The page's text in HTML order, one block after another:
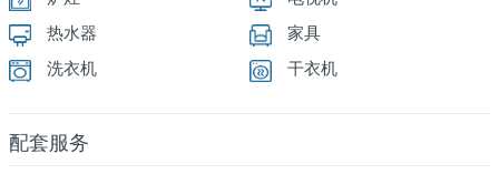
热水器
家具
洗衣机
干衣机
配套服务